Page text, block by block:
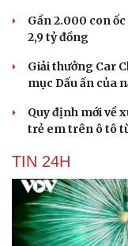
Gần 2.000 con
2,9 tỷ đồng
Giải thưởng Car
mục Dấu ấn của
Quy định mới về
trẻ em trên ô tô
TIN 24H